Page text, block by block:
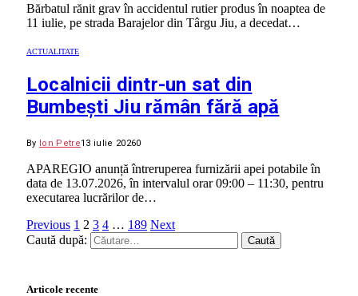
Bărbatul rănit grav în accidentul rutier produs în noaptea de
11 iulie, pe strada Barajelor din Târgu Jiu, a decedat…
ACTUALITATE
Localnicii dintr-un sat din
Bumbești Jiu rămân fără apă
By Ion Petre13 iulie 20260
APAREGIO anunță întreruperea furnizării apei potabile în
data de 13.07.2026, în intervalul orar 09:00 – 11:30, pentru
executarea lucrărilor de…
Previous 1 2 3 4 … 189 Next
Caută după:
Articole recente